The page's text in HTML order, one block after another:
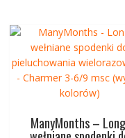
ManyMonths –